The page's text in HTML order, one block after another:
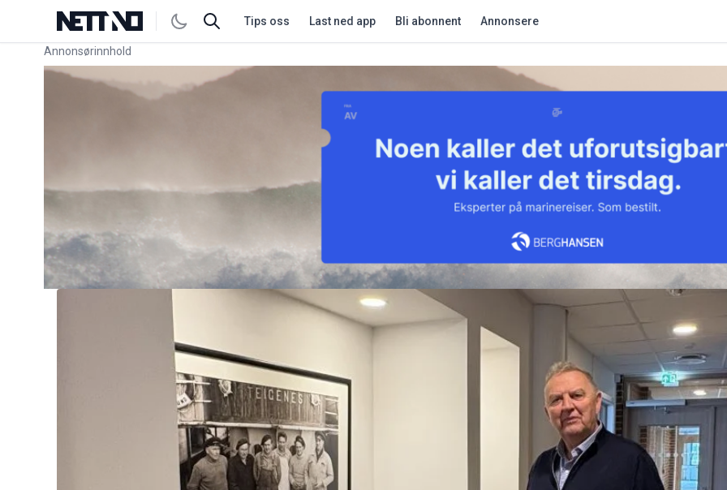
Tips oss Last ned app Bli abonnent Annonsere
Annonsørinnhold
Link for annonse